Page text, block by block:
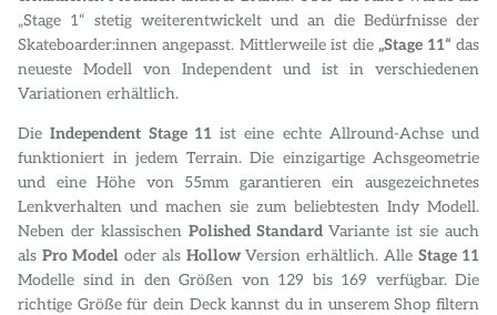
„Stage 1“ stetig weiterentwickelt und an die Bedürfnisse der
Skateboarder:innen angepasst. Mittlerweile ist die „Stage 11“ das
neueste Modell von Independent und ist in verschiedenen
Variationen erhältlich.
DieIndependent Stage 11ist eine echte Allround-Achse und
funktioniert in jedem Terrain. Die einzigartige Achsgeometrie
und eine Höhe von 55mm garantieren ein ausgezeichnetes
Lenkverhalten und machen sie zum beliebtesten Indy Modell.
Neben der klassischen Polished StandardVariante ist sie auch
als Pro Modeloder als HollowVersion erhältlich. AlleStage 11
Modelle sind in den Größen von 129 bis 169 verfügbar. Die
richtige Größe für dein Deck kannst du in unserem Shop filtern